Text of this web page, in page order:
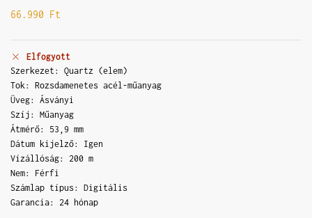
66.990 Ft
Elfogyott
Szerkezet: Quartz (elem)
Tok: Rozsdamenetes acél-műanyag
Üveg: Ásványi
Szíj: Műanyag
Átmérő: 53,9 mm
Dátum kijelző: Igen
Vízállóság: 200 m
Nem: Férfi
Számlap típus: Digitális
Garancia: 24 hónap